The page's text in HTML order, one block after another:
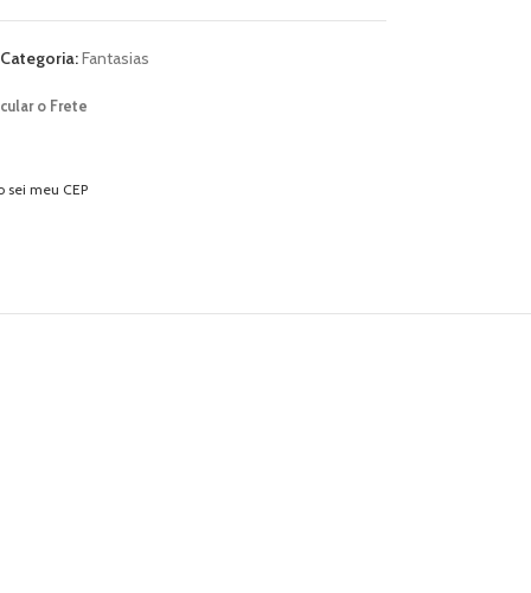
Categoria:Fantasias
o Frete
sei meu CEP